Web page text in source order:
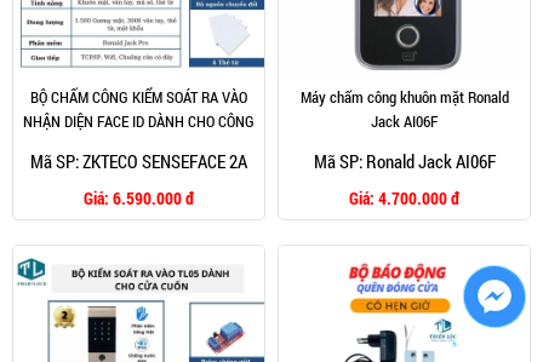
BỘ CHẤM CÔNG KIỂM SOÁT RA VÀO
NHẬN DIỆN FACE ID DÀNH CHO CÔNG
Mã SP: ZKTECO SENSEFACE 2A
Giá: 6.590.000 đ
Máy chấm công khuôn mặt Ronald
Jack AI06F
Mã SP: Ronald Jack AI06F
Giá: 4.700.000 đ